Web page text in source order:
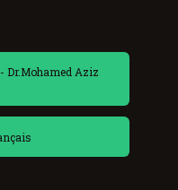
Dr.Mohamed Aziz